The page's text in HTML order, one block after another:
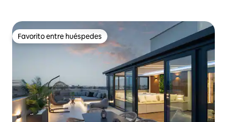
Favorito entre huéspedes
Favorito entre huéspedes